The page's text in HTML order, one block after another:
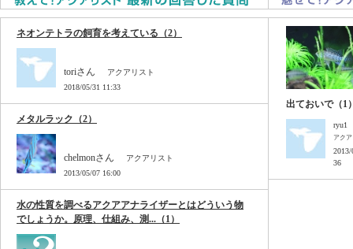
ネオンテトラの飼育を考えている（2）
toriさん
アクアリスト
2018/05/31 11:33
メタルラック（2）
chelmonさん
アクアリスト
2013/05/07 16:00
水の性質を調べるアクアアナライザーとはどういう物
でしょうか。原理、仕組み、測...（1）
出ておいで（1
ryu1
アク
36